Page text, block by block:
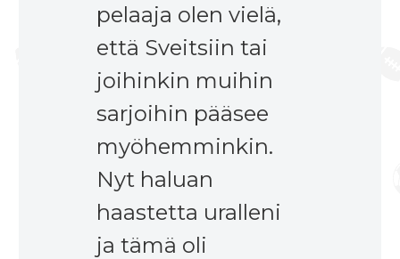
pelaaja olen vielä,
että Sveitsiin tai
joihinkin muihin
sarjoihin pääsee
myöhemminkin.
Nyt haluan
haastetta uralleni
ja tämä oli